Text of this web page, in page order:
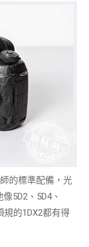
的標準配備 ，光
5D2、5D4、
規的1DX2都有得